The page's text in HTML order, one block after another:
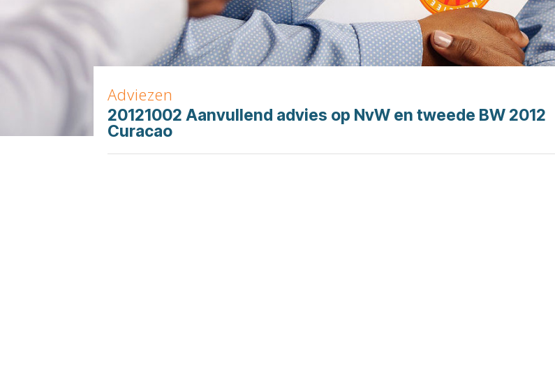
Adviezen
20121002 Aanvullend advies op NvW en tweede BW 2012
Curacao